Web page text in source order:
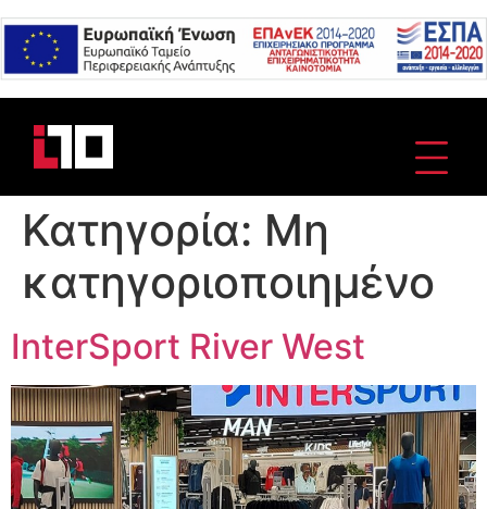
Recaptcha
Κατηγορία: Μη
κατηγοριοποιημένο
InterSport River West